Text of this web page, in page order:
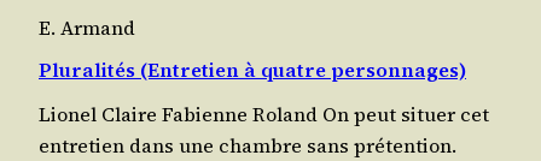
E. Armand
Pluralités (Entretien à quatre personnages)
Lio­nel Claire Fabienne Roland On peut situer cet
entre­tien dans une chambre sans pré­ten­tion.